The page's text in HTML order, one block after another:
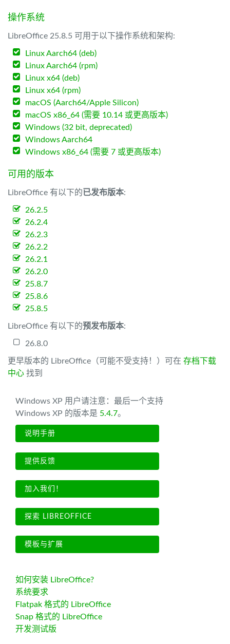
操作系统
LibreOffice 25.8.5 可用于以下操作系统和架构:
Linux Aarch64 (deb)
Linux Aarch64 (rpm)
Linux x64 (deb)
Linux x64 (rpm)
macOS (Aarch64/Apple Silicon)
macOS x86_64 (需要 10.14 或更高版本)
Windows (32 bit, deprecated)
Windows Aarch64
Windows x86_64 (需要 7 或更高版本)
可用的版本
LibreOffice 有以下的已发布版本:
26.2.5
26.2.4
26.2.3
26.2.2
26.2.1
26.2.0
25.8.7
25.8.6
25.8.5
LibreOffice 有以下的预发布版本:
26.8.0
更早版本的 LibreOffice（可能不受支持！）可在 存档下载
中心 找到
Windows XP 用户请注意：最后一个支持
Windows XP 的版本是 5.4.7。
说明手册
提供反馈
加入我们！
探索 LIBREOFFICE
模板与扩展
如何安装 LibreOffice?
系统要求
Flatpak 格式的 LibreOffice
Snap 格式的 LibreOffice
开发测试版